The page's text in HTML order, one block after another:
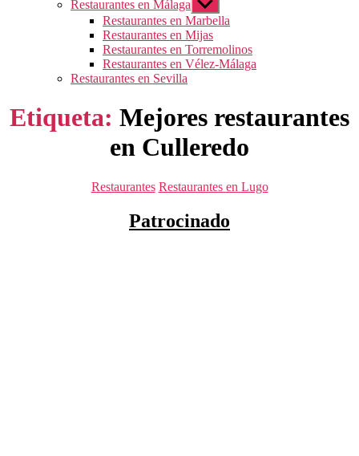
Restaurantes en Málaga Mostrar
el
submenú
Restaurantes en Marbella
Restaurantes en Mijas
Restaurantes en Torremolinos
Restaurantes en Vélez-Málaga
Restaurantes en Sevilla
Etiqueta: Mejores restaurantes
en Culleredo
Categorías
Restaurantes Restaurantes en Lugo
Patrocinado